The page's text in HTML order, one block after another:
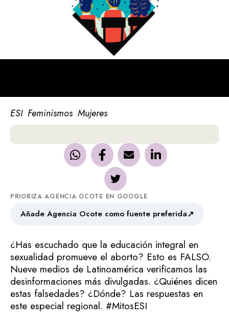
ESI Feminismos Mujeres
PRIORIZA AGENCIA OCOTE EN GOOGLE
Añade Agencia Ocote como fuente preferida↗
¿Has escuchado que la educación integral en
sexualidad promueve el aborto? Esto es FALSO.
Nueve medios de Latinoamérica verificamos las
desinformaciones más divulgadas. ¿Quiénes dicen
estas falsedades? ¿Dónde? Las respuestas en
este especial regional. #MitosESI